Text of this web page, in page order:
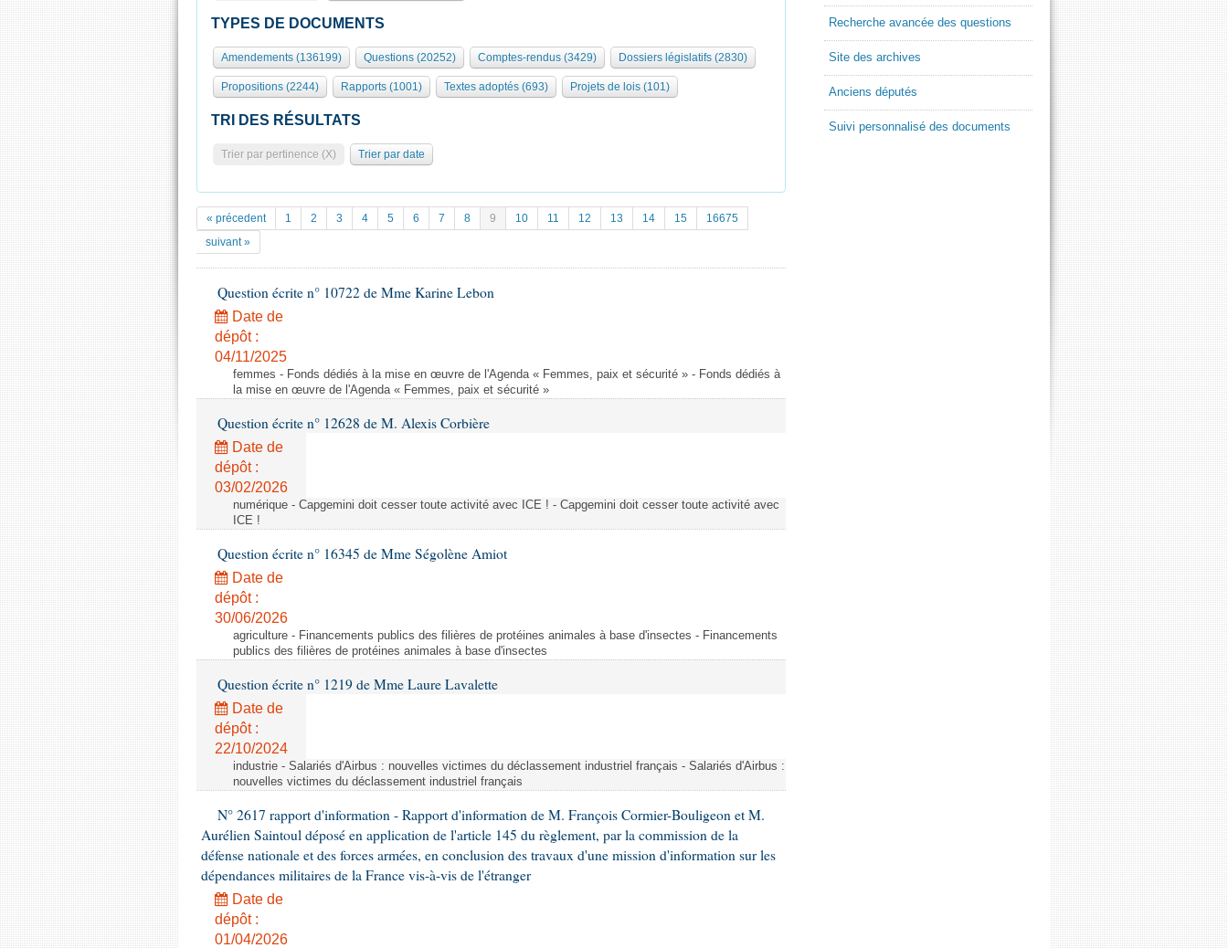
TYPES DE DOCUMENTS
Amendements (136199) Questions (20252) Comptes-rendus (3429) Dossiers législatifs (2830)
Propositions (2244) Rapports (1001) Textes adoptés (693) Projets de lois (101)
TRI DES RÉSULTATS
Trier par pertinence (X) Trier par date
« précedent 1 2 3 4 5 6 7 8 9 10 11 12 13 14 15
16675
suivant »
Question écrite n° 10722 de Mme Karine Lebon
Date de
dépôt :
04/11/2025
femmes - Fonds dédiés à la mise en œuvre de l'Agenda « Femmes, paix et sécurité » - Fonds dédiés à
la mise en œuvre de l'Agenda « Femmes, paix et sécurité »
Question écrite n° 12628 de M. Alexis Corbière
Date de
dépôt :
03/02/2026
numérique - Capgemini doit cesser toute activité avec ICE ! - Capgemini doit cesser toute activité avec
ICE !
Question écrite n° 16345 de Mme Ségolène Amiot
Date de
dépôt :
30/06/2026
agriculture - Financements publics des filières de protéines animales à base d'insectes - Financements
publics des filières de protéines animales à base d'insectes
Question écrite n° 1219 de Mme Laure Lavalette
Date de
dépôt :
22/10/2024
industrie - Salariés d'Airbus : nouvelles victimes du déclassement industriel français - Salariés d'Airbus :
nouvelles victimes du déclassement industriel français
N° 2617 rapport d'information - Rapport d'information de M. François Cormier-Bouligeon et M.
Aurélien Saintoul déposé en application de l'article 145 du règlement, par la commission de la
défense nationale et des forces armées, en conclusion des travaux d'une mission d'information sur les
dépendances militaires de la France vis-à-vis de l'étranger
Date de
dépôt :
01/04/2026
Recherche avancée des questions
Site des archives
Anciens députés
Suivi personnalisé des documents